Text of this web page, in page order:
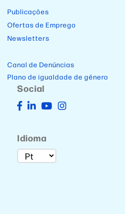
Publicações
Ofertas de Emprego
Newsletters
Canal de Denúncias
Plano de igualdade de género
Social
Idioma